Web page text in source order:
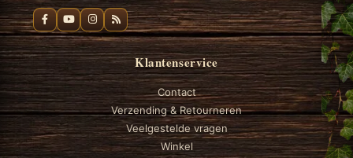
Klantenservice
Contact
Verzending & Retourneren
Veelgestelde vragen
Winkel